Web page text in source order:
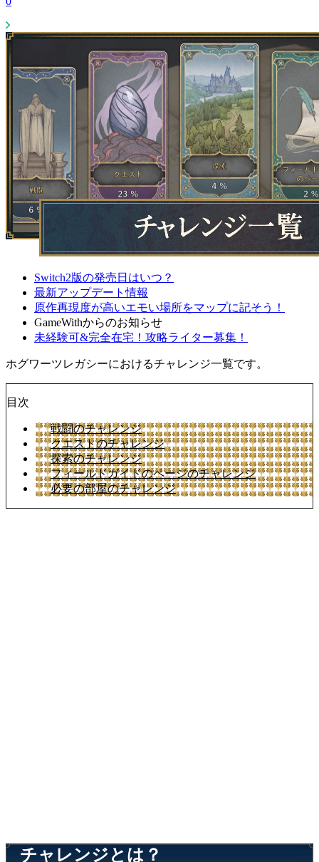
Switch2版の発売日はいつ？
最新アップデート情報
原作再現度が高いエモい場所をマップに記そう！
GameWithからのお知らせ
未経験可&完全在宅！攻略ライター募集！
ホグワーツレガシーにおけるチャレンジ一覧です。
目次
戦闘のチャレンジ
クエストのチャレンジ
探索のチャレンジ
フィールドガイドのページのチャレンジ
必要の部屋のチャレンジ
チャレンジとは？